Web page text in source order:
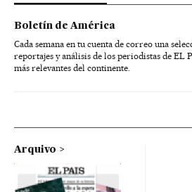
Boletín de América
Cada semana en tu cuenta de correo una
reportajes y análisis de los periodistas de EL
más relevantes del continente.
Arquivo